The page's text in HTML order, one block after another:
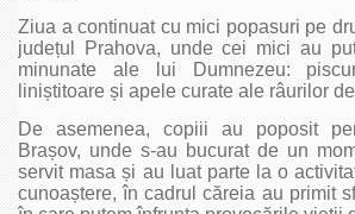
Ziua a continuat cu mici popasuri pe
județul Prahova, unde cei mici au
minunate ale lui Dumnezeu:
liniștitoare și apele curate ale râurilor
De asemenea, copiii au poposit
Brașov, unde s-au bucurat de un
servit masa și au luat parte la o
cunoaștere, în cadrul căreia au primit